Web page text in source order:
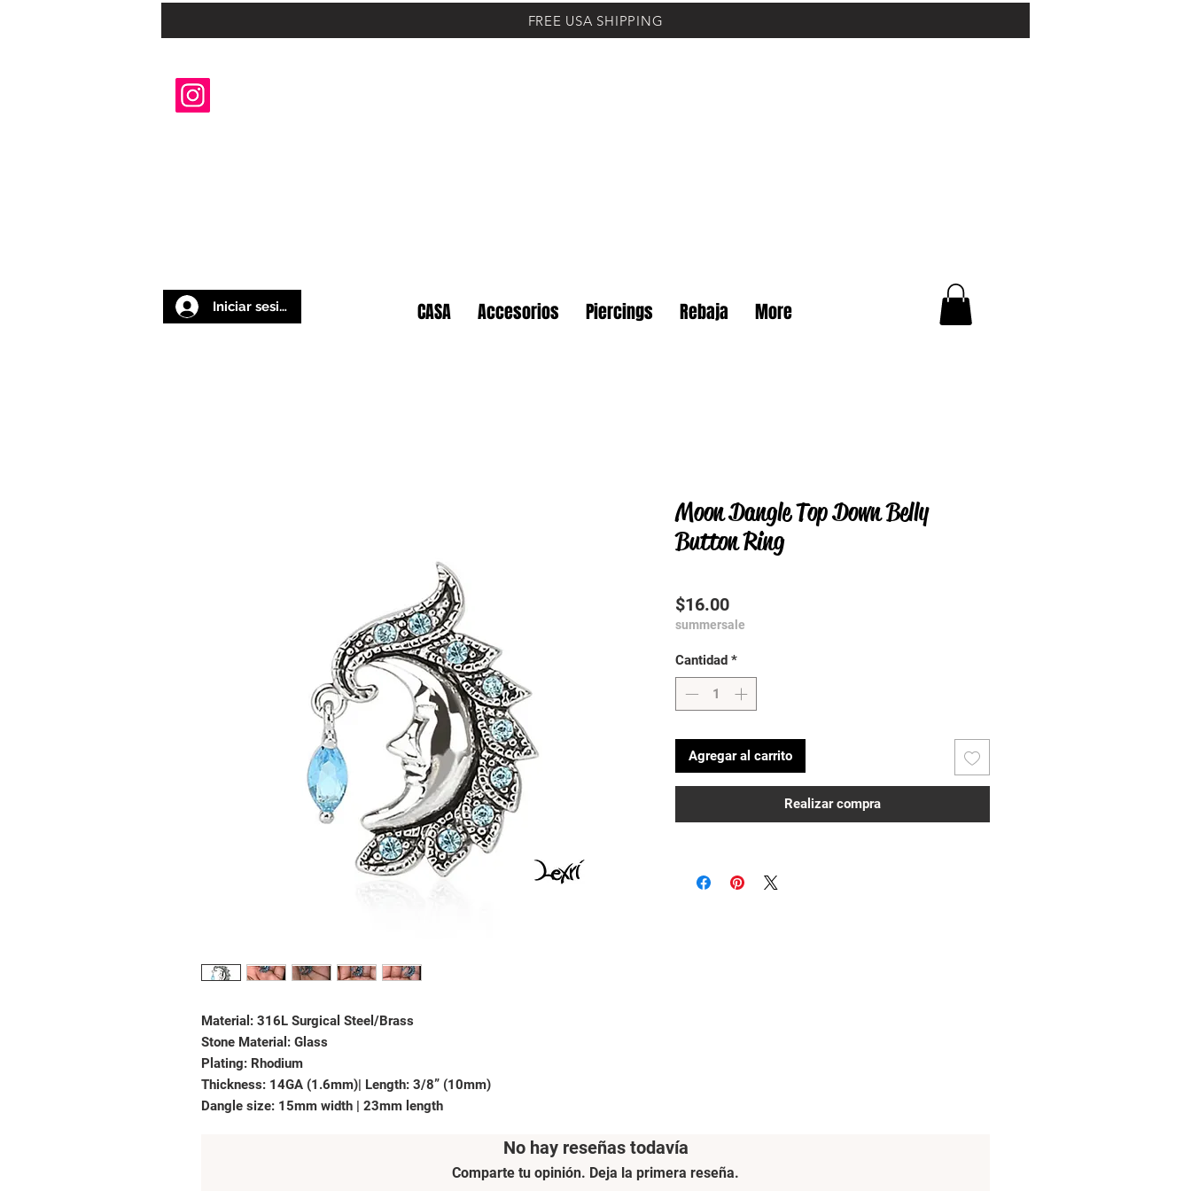
FREE USA SHIPPING
Iniciar sesión CASA Accesorios Piercings Rebaja More
Material: 316L Surgical Steel/Brass
Stone Material: Glass
Plating: Rhodium
Thickness: 14GA (1.6mm)| Length: 3/8” (10mm)
Dangle size: 15mm width | 23mm length
Moon Dangle Top Down Belly
Button Ring
$16.00Precio
summersale
Cantidad *
Agregar al carrito
Realizar compra
No hay reseñas todavía
Comparte tu opinión. Deja la primera reseña.